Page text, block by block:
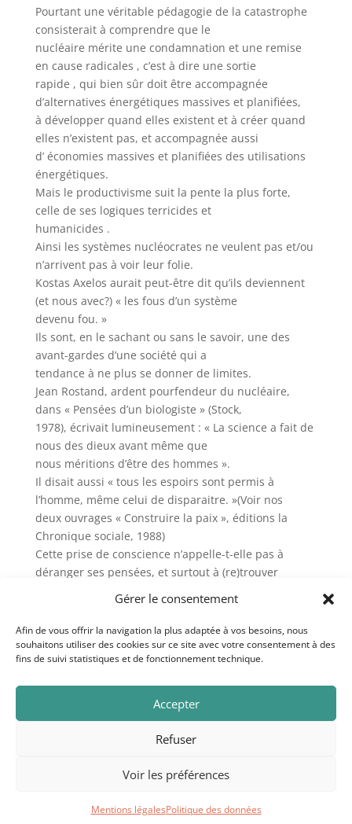
Gérer le consentement
Afin de vous offrir la navigation la plus adaptée à vos besoins, nous
souhaitons utiliser des cookies sur ce site avec votre consentement à des
fins de suivi statistiques et de fonctionnement technique.
Accepter
Refuser
Voir les préférences
Mentions légalesPolitique des données
Pourtant une véritable pédagogie de la catastrophe
consisterait à comprendre que le
nucléaire mérite une condamnation et une remise
en cause radicales , c’est à dire une sortie
rapide , qui bien sûr doit être accompagnée
d’alternatives énergétiques massives et planifiées,
à développer quand elles existent et à créer quand
elles n’existent pas, et accompagnée aussi
d’ économies massives et planifiées des utilisations
énergétiques.
Mais le productivisme suit la pente la plus forte,
celle de ses logiques terricides et
humanicides .
Ainsi les systèmes nucléocrates ne veulent pas et/ou
n’arrivent pas à voir leur folie.
Kostas Axelos aurait peut-être dit qu’ils deviennent
(et nous avec?) « les fous d’un système
devenu fou. »
Ils sont, en le sachant ou sans le savoir, une des
avant-gardes d’une société qui a
tendance à ne plus se donner de limites.
Jean Rostand, ardent pourfendeur du nucléaire,
dans « Pensées d’un biologiste » (Stock,
1978), écrivait lumineusement : « La science a fait de
nous des dieux avant même que
nous méritions d’être des hommes ».
Il disait aussi « tous les espoirs sont permis à
l’homme, même celui de disparaitre. »(Voir nos
deux ouvrages « Construire la paix », éditions la
Chronique sociale, 1988)
Cette prise de conscience n’appelle-t-elle pas à
déranger ses pensées, et surtout à (re)trouver
le sens des ensembles qui devrait être une vertu
politique majeure des « décideurs » et des
citoyen(ne)s ?
Au trésor des souffles. Copyright © 2020. Crédits
photo: Curioso Photography.
photography, Mariusz Prusaczyk